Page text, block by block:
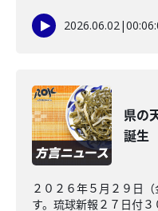
2026.06.02|
県の
誕生
２０２６年５月２９日
す。琉球新報２７日付